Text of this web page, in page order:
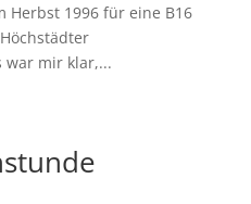
Herbst 1996 für eine B16
war mir klar,...